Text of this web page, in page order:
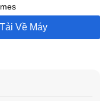
Tải Về Máy